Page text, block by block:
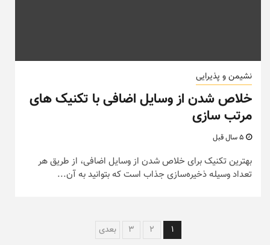
نشیمن و پذیرایی
خلاص شدن از وسایل اضافی با تکنیک های
مرتب سازی
بهترین تکنیک برای خلاص شدن از وسایل اضافی، از طریق هر
تعداد وسیله ذخیره‌سازی جذاب است که بتوانید به آن...
راهبری
1
2
3 بعدی